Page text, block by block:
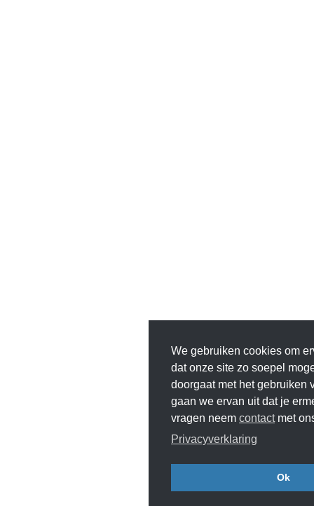
We gebruiken cookies om
dat onze site zo soepel
doorgaat met het gebruiken
gaan we ervan uit dat je
vragen neem contactmet
Privacyverklaring
Ok